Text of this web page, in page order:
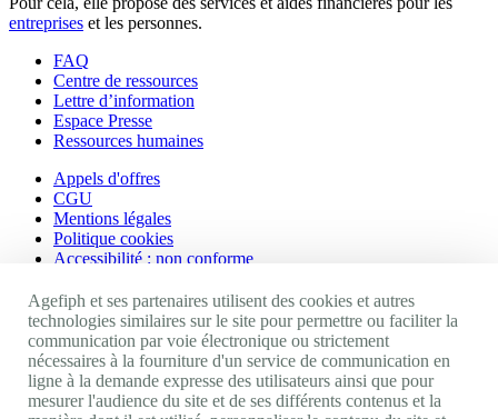
entreprises et les personnes.
FAQ
Centre de ressources
Lettre d’information
Espace Presse
Ressources humaines
Appels d'offres
CGU
Mentions légales
Politique cookies
Accessibilité : non conforme
Nos autres sites
Site portail Agefiph
Activateur de progrès
Handinnov
Innovation et recherche
Agefiph et ses partenaires utilisent des cookies et autres
technologies similaires sur le site pour permettre ou faciliter la
communication par voie électronique ou strictement
nécessaires à la fourniture d'un service de communication en
ligne à la demande expresse des utilisateurs ainsi que pour
mesurer l'audience du site et de ses différents contenus et la